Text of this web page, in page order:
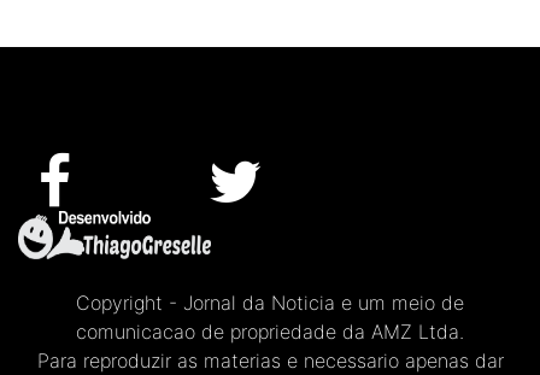
Copyright - Jornal da Noticia e um meio de
comunicacao de propriedade da AMZ Ltda.
Para reproduzir as materias e necessario apenas dar